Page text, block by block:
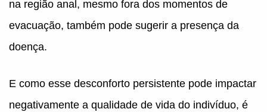
na região anal, mesmo fora dos momentos de
evacuação, também pode sugerir a presença da
doença.
E como esse desconforto persistente pode impactar
negativamente a qualidade de vida do indivíduo, é